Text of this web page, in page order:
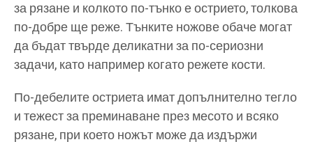
за рязане и колкото по-тънко е острието, толкова
по-добре ще реже. Тънките ножове обаче могат
да бъдат твърде деликатни за по-сериозни
задачи, като например когато режете кости.
По-дебелите остриета имат допълнително тегло
и тежест за преминаване през месото и всяко
рязане, при което ножът може да издържи